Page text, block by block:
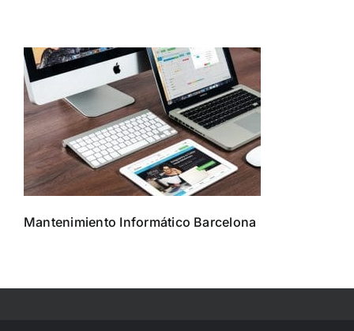
content
Mantenimiento Informático Barcelona